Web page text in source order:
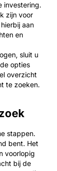
investering.
zijn voor
aan
en
sluit u
opties
overzicht
te zoeken.
stappen.
bent. Het
voorlopig
bij de